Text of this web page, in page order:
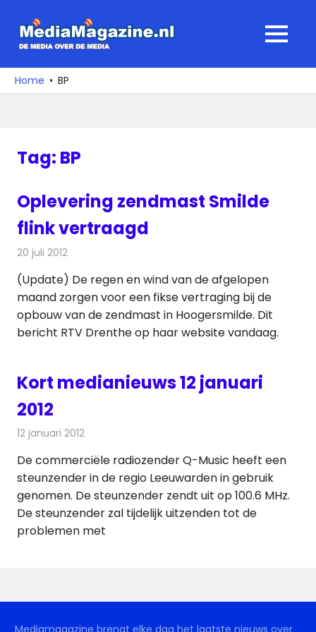
naar
media
over
MENU
Home BP
Tag: BP
Oplevering zendmast Smilde
flink vertraagd
20 juli 2012
(Update) De regen en wind van de afgelopen
maand zorgen voor een fikse vertraging bij de
opbouw van de zendmast in Hoogersmilde. Dit
bericht RTV Drenthe op haar website vandaag.
Kort medianieuws 12 januari
2012
12 januari 2012
De commerciële radiozender Q-Music heeft een
steunzender in de regio Leeuwarden in gebruik
genomen. De steunzender zendt uit op 100.6 MHz.
De steunzender zal tijdelijk uitzenden tot de
problemen met
Mediamagazine brengt elke dag het laatste nieuws over